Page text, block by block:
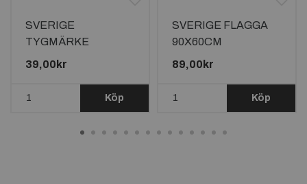
SVERIGE
TYGMÄRKE
65x38mm
39,00kr
Köp
SVERIGE FLAGGA
90X60CM
89,00kr
Köp